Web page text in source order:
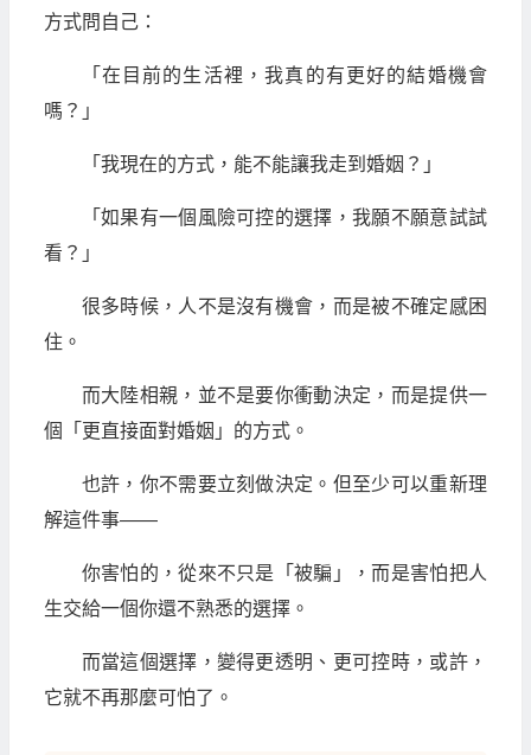
方式問自己：
「在目前的生活裡，我真的有更好的結婚機會
嗎？」
「我現在的方式，能不能讓我走到婚姻？」
「如果有一個風險可控的選擇，我願不願意試試
看？」
很多時候，人不是沒有機會，而是被不確定感困
住。
而大陸相親，並不是要你衝動決定，而是提供一
個「更直接面對婚姻」的方式。
也許，你不需要立刻做決定。但至少可以重新理
解這件事——
你害怕的，從來不只是「被騙」，而是害怕把人
生交給一個你還不熟悉的選擇。
而當這個選擇，變得更透明、更可控時，或許，
它就不再那麼可怕了。